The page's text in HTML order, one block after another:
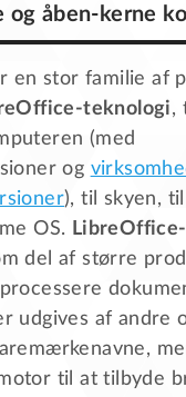
og åben-kerne
en stor familie af
teknologi,
(med
og
), til skyen,
OS.
del af større
udgives af andre
til at tilbyde